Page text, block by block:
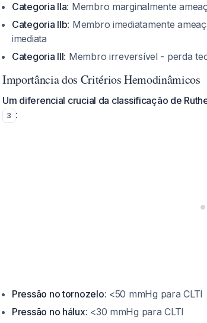
Categoria IIa: Membro marginalmente
Categoria IIb: Membro imediatamente
imediata
Categoria III: Membro irreversível - perda
Importância dos Critérios Hemodinâmicos
Um diferencial crucial da classificação de
3 :
Pressão no tornozelo: <50 mmHg para CLTI
Pressão no hálux: <30 mmHg para CLTI